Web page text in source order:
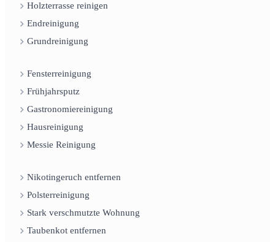
Holzterrasse reinigen
Endreinigung
Grundreinigung
Fensterreinigung
Frühjahrsputz
Gastronomiereinigung
Hausreinigung
Messie Reinigung
Nikotingeruch entfernen
Polsterreinigung
Stark verschmutzte Wohnung
Taubenkot entfernen